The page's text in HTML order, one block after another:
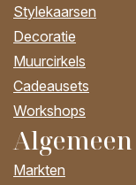
Stylekaarsen
Decoratie
Muurcirkels
Cadeausets
Workshops
Algemeen
Markten